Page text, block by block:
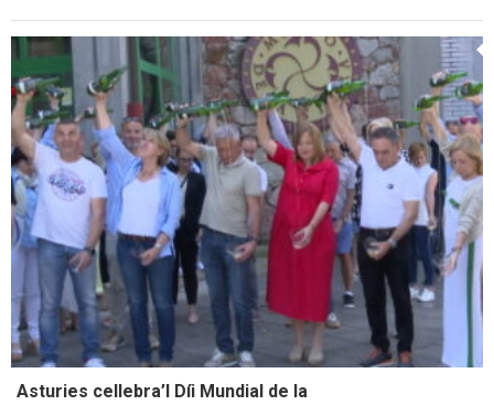
Asturies cellebra’l Díi Mundial de la